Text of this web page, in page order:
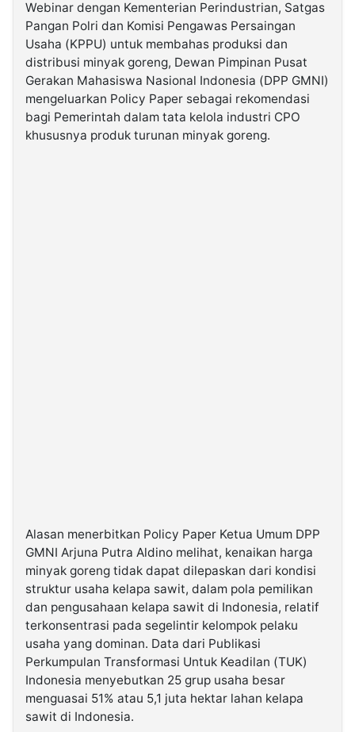
Kabarbaru.co
2026
Kabarbaru
Media
Holding
Webinar dengan Kementerian Perindustrian, Satgas
Pangan Polri dan Komisi Pengawas Persaingan
Usaha (KPPU) untuk membahas produksi dan
distribusi minyak goreng, Dewan Pimpinan Pusat
Gerakan Mahasiswa Nasional Indonesia (DPP GMNI)
mengeluarkan Policy Paper sebagai rekomendasi
bagi Pemerintah dalam tata kelola industri CPO
khususnya produk turunan minyak goreng.
Alasan menerbitkan Policy Paper Ketua Umum DPP
GMNI Arjuna Putra Aldino melihat, kenaikan harga
minyak goreng tidak dapat dilepaskan dari kondisi
struktur usaha kelapa sawit, dalam pola pemilikan
dan pengusahaan kelapa sawit di Indonesia, relatif
terkonsentrasi pada segelintir kelompok pelaku
usaha yang dominan. Data dari Publikasi
Perkumpulan Transformasi Untuk Keadilan (TUK)
Indonesia menyebutkan 25 grup usaha besar
menguasai 51% atau 5,1 juta hektar lahan kelapa
sawit di Indonesia.